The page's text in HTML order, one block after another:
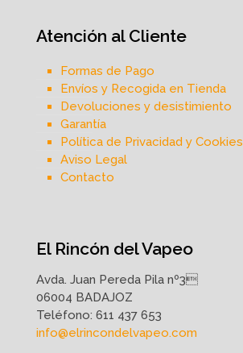
Atención al Cliente
Formas de Pago
Envíos y Recogida en Tienda
Devoluciones y desistimiento
Garantía
Política de Privacidad y Cookies
Aviso Legal
Contacto
El Rincón del Vapeo
Avda. Juan Pereda Pila nº3
06004 BADAJOZ
Teléfono: 611 437 653
info@elrincondelvapeo.com